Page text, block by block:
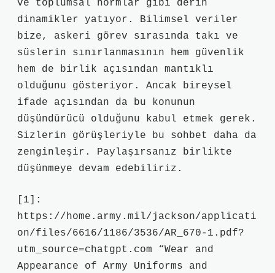
ve toplumsal normlar gibi derin
dinamikler yatıyor. Bilimsel veriler
bize, askeri görev sırasında takı ve
süslerin sınırlanmasının hem güvenlik
hem de birlik açısından mantıklı
olduğunu gösteriyor. Ancak bireysel
ifade açısından da bu konunun
düşündürücü olduğunu kabul etmek gerek.
Sizlerin görüşleriyle bu sohbet daha da
zenginleşir. Paylaşırsanız birlikte
düşünmeye devam edebiliriz.
[1]:
https://home.army.mil/jackson/applicati
on/files/6616/1186/3536/AR_670-1.pdf?
utm_source=chatgpt.com “Wear and
Appearance of Army Uniforms and